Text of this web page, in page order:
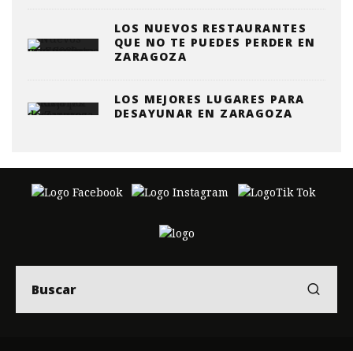
LOS NUEVOS RESTAURANTES
QUE NO TE PUEDES PERDER EN
ZARAGOZA
LOS MEJORES LUGARES PARA
DESAYUNAR EN ZARAGOZA